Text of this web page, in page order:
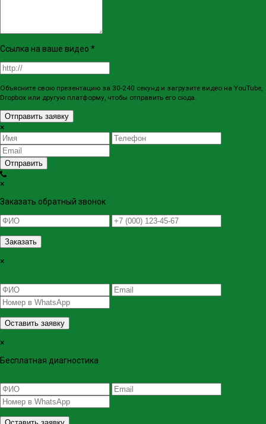
Ссылка на ваше видео *
Объясните свою презентацию за 30-240 секунд и загрузите видео на YouTube,
Dropbox или другую платформу, чтобы отправить его сюда.
Отправить заявку
×
Отправить
×
Заказать обратный звонок
Заказать
×
Оставить заявку
×
Бесплатная диагностика